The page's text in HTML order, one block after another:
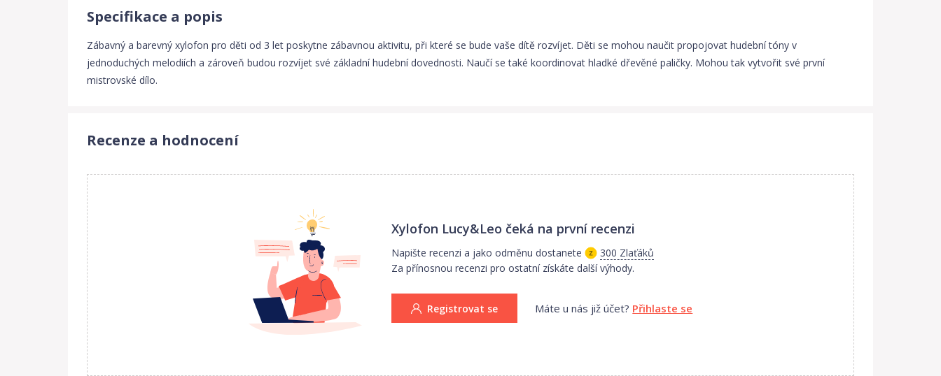
Specifikace a popis
Zábavný a barevný xylofon pro děti od 3 let poskytne zábavnou aktivitu, při které se bude vaše dítě rozvíjet. Děti se mohou naučit propojovat hudební tóny v
jednoduchých melodiích a zároveň budou rozvíjet své základní hudební dovednosti. Naučí se také koordinovat hladké dřevěné paličky. Mohou tak vytvořit své první
mistrovské dílo.
Recenze a hodnocení
Xylofon Lucy&Leo čeká na první recenzi
Napište recenzi a jako odměnu dostanete
300 Zlaťáků
Za přínosnou recenzi pro ostatní získáte další výhody.
Registrovat se Máte u nás již účet? Přihlaste se